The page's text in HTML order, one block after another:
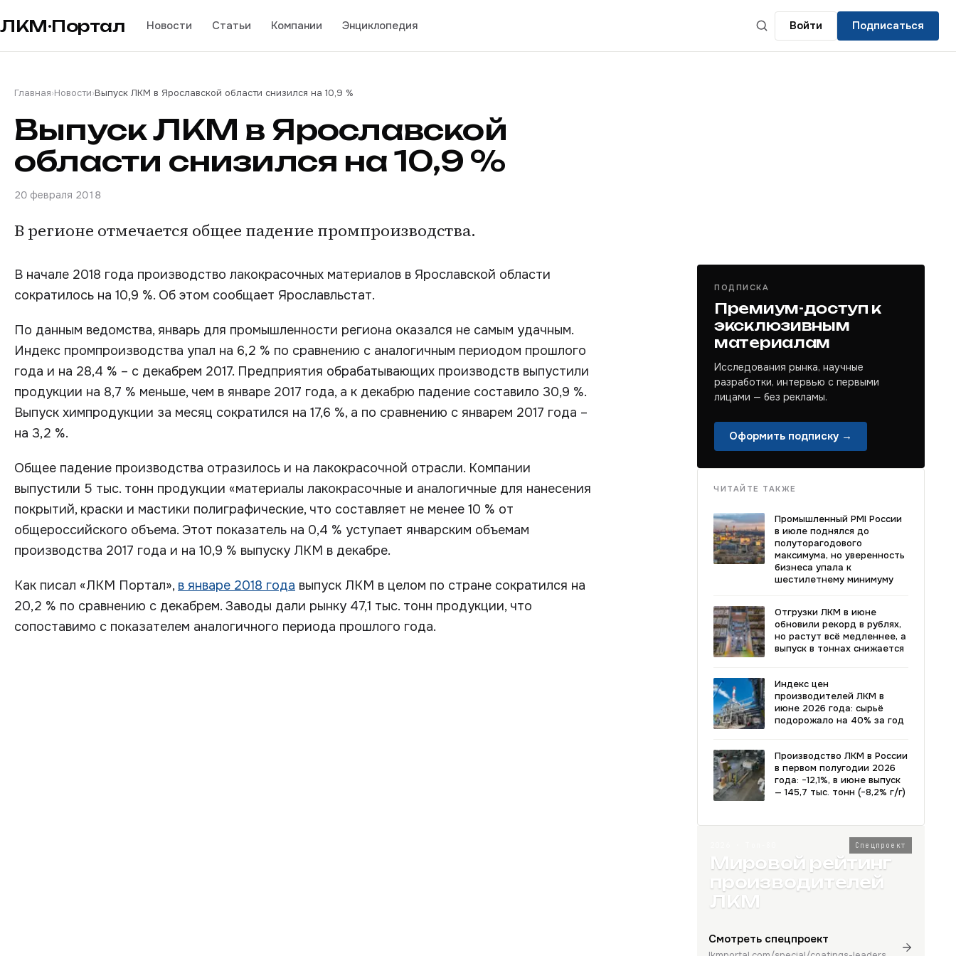
ЛКМ·Портал Новости Статьи Компании Энциклопедия Войти Подписаться
Главная›Новости›Выпуск ЛКМ в Ярославской области снизился на 10,9 %
Выпуск ЛКМ в Ярославской
области снизился на 10,9 %
20 февраля 2018
В регионе отмечается общее падение промпроизводства.
В начале 2018 года производство лакокрасочных материалов в Ярославской области
сократилось на 10,9 %. Об этом сообщает Ярославльстат.
По данным ведомства, январь для промышленности региона оказался не самым удачным.
Индекс промпроизводства упал на 6,2 % по сравнению с аналогичным периодом прошлого
года и на 28,4 % – с декабрем 2017. Предприятия обрабатывающих производств выпустили
продукции на 8,7 % меньше, чем в январе 2017 года, а к декабрю падение составило 30,9 %.
Выпуск химпродукции за месяц сократился на 17,6 %, а по сравнению с январем 2017 года –
на 3,2 %.
Общее падение производства отразилось и на лакокрасочной отрасли. Компании
выпустили 5 тыс. тонн продукции «материалы лакокрасочные и аналогичные для нанесения
покрытий, краски и мастики полиграфические, что составляет не менее 10 % от
общероссийского объема. Этот показатель на 0,4 % уступает январским объемам
производства 2017 года и на 10,9 % выпуску ЛКМ в декабре.
Как писал «ЛКМ Портал», в январе 2018 года выпуск ЛКМ в целом по стране сократился на
20,2 % по сравнению с декабрем. Заводы дали рынку 47,1 тыс. тонн продукции, что
сопоставимо с показателем аналогичного периода прошлого года.
ПОДПИСКА
Премиум-доступ к
эксклюзивным
материалам
Исследования рынка, научные
разработки, интервью с первыми
лицами — без рекламы.
Оформить подписку →
ЧИТАЙТЕ ТАКЖЕ
Промышленный PMI России
в июле поднялся до
полуторагодового
максимума, но уверенность
бизнеса упала к
шестилетнему минимуму
Отгрузки ЛКМ в июне
обновили рекорд в рублях,
но растут всё медленнее, а
выпуск в тоннах снижается
Индекс цен
производителей ЛКМ в
июне 2026 года: сырьё
подорожало на 40% за год
Производство ЛКМ в России
в первом полугодии 2026
года: −12,1%, в июне выпуск
— 145,7 тыс. тонн (−8,2% г/г)
Спецпроект
Мировой рейтинг
производителей
ЛКМ
Смотреть спецпроект